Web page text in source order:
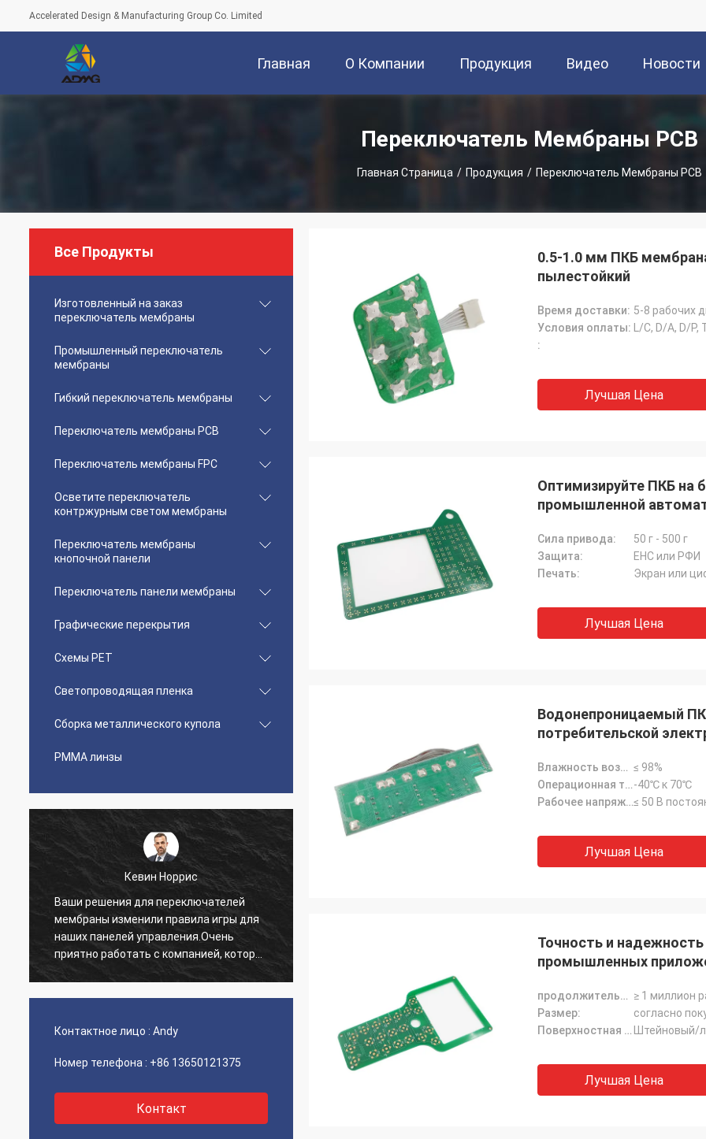
Accelerated Design & Manufacturing Group Co. Limited
Главная О Компании Продукция Видео Новости
Переключатель Мембраны PCB
Главная Страница / Продукция / Переключатель Мембраны PCB
Все Продукты
Изготовленный на заказ
переключатель мембраны
Промышленный переключатель
мембраны
Гибкий переключатель мембраны
Переключатель мембраны PCB
Переключатель мембраны FPC
Осветите переключатель
контржурным светом мембраны
Переключатель мембраны
кнопочной панели
Переключатель панели мембраны
Графические перекрытия
Схемы PET
Светопроводящая пленка
Сборка металлического купола
PMMA линзы
Кевин Норрис
Ваши решения для переключателей
мембраны изменили правила игры для
наших панелей управления.Очень
приятно работать с компанией, которая
понимает наши потребности..
нашего партнерства.
нами мембранных
которые идеально
устройства и
безупречно.Спасибо,
сохранить качество
Контактное лицо : Andy
Номер телефона : +86 13650121375
Контакт
0.5-1.0 мм ПКБ
пылестойкий
Время доставки: 5-8 рабочих
Условия оплаты:
L/C, D/A, D/P,
:
Лучшая Цена
Оптимизируйте ПКБ на
промышленной
Сила привода:
50 г - 500 г
Защита:
ЕНС или РФИ
Печать:
Экран или
Лучшая Цена
Водонепроницаемый
потребительской
Влажность воздуха: ≤ 98%
Операционная температура:-40℃ к 70℃
Рабочее напряжение:≤ 50 В
Лучшая Цена
Точность и
промышленных
продолжительность жизни: ≥ 1 миллион
Размер:
согласно
Поверхностная отделка:
Штейновый/
Лучшая Цена